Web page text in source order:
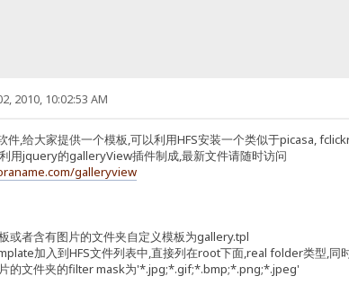
2010, 10:02:53 AM
件,给大家提供一个模板,可以利用HFS安装一个类似于picasa,
用jquery的galleryView插件制成,最新文件请随时访问
galleryview
或者含有图片的文件夹自定义模板为gallery.tpl
加入到HFS文件列表中,直接列在root下面,real folder类型,同
的文件夹的filter mask为'*.jpg;*.gif;*.bmp;*.png;*.jpeg'